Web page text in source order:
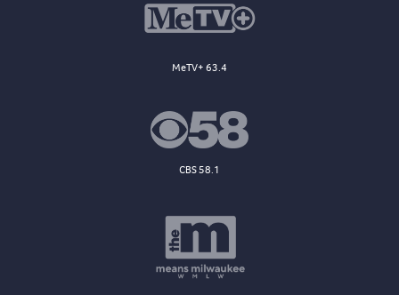
MeTV+ 63.4
CBS 58.1